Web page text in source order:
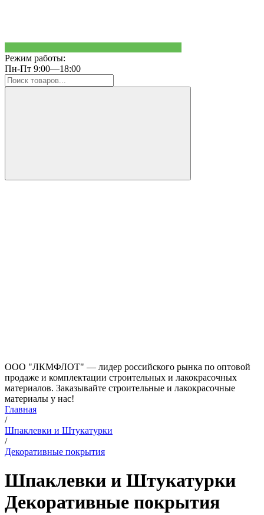
Режим работы:
Пн-Пт 9:00—18:00
ООО "ЛКМФЛОТ" — лидер российского рынка по оптовой
продаже и комплектации строительных и лакокрасочных
материалов. Заказывайте строительные и лакокрасочные
материалы у нас!
Главная
/
Шпаклевки и Штукатурки
/
Декоративные покрытия
Шпаклевки и Штукатурки
Декоративные покрытия